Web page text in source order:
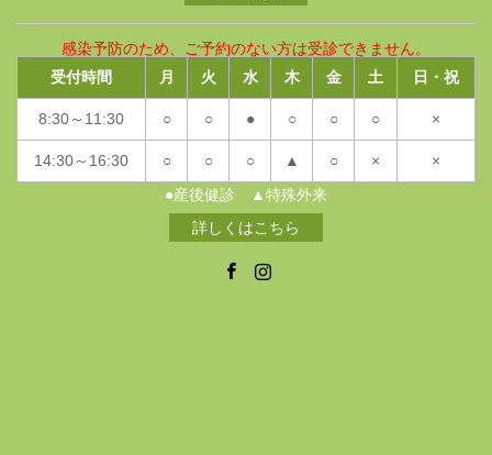
感染予防のため、ご予約のない方は受診できません。
受付時間
月 火 水 木 金 土 日・祝
8:30～11:30 ○ ○ ● ○ ○ ○ ×
14:30～16:30 ○ ○ ○ ▲ ○ ×
×
●産後健診 ▲特殊外来
詳しくはこちら